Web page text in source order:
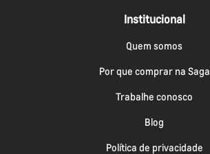
Institucional
Quem somos
Por que comprar na Saga
Trabalhe conosco
Blog
Política de privacidade